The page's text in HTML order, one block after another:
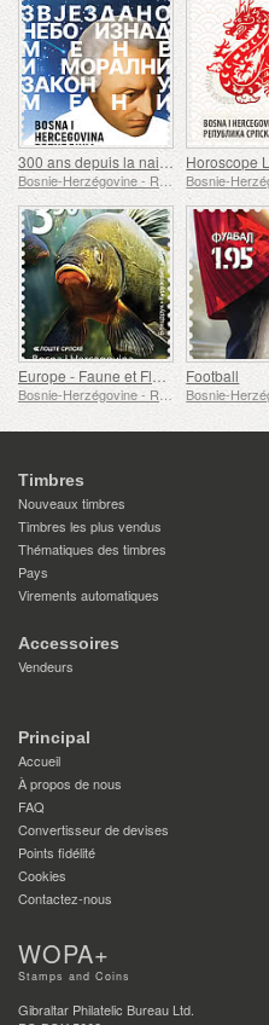
300 ans depuis la naissance d'Emmanuel Kant
Europe - Faune et Flore Sous-Marines Football
Timbres
Nouveaux timbres
Timbres les plus vendus
Thématiques des timbres
Pays
Virements automatiques
Accessoires
Vendeurs
Principal
Accueil
À propos de nous
FAQ
Convertisseur de devises
Points fidélité
Cookies
Contactez-nous
WOPA+
Stamps and Coins
Gibraltar Philatelic Bureau Ltd.